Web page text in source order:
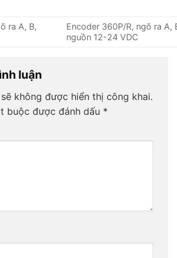
ra A, B,
Encoder 360P/R, ngõ ra A,
nguồn 12-24 VDC
luận
không được hiển thị công khai.
buộc được đánh dấu *